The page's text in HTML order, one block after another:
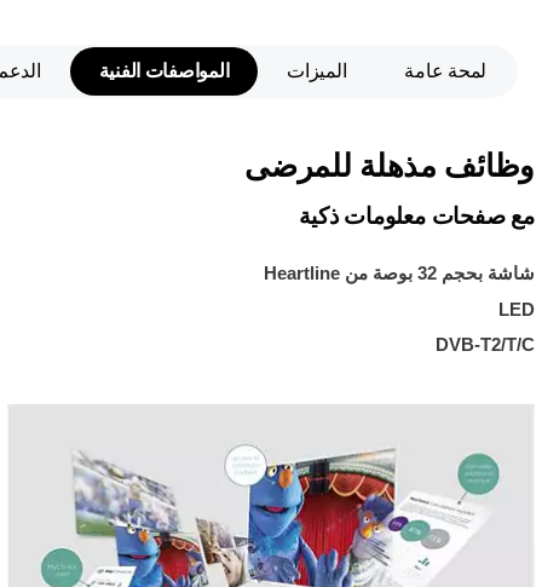
لمحة عامة الميزات المواصفات الفنية
وظائف مذهلة للمرضى
مع صفحات معلومات ذكية
شاشة بحجم 32 بوصة من Heartline
LED
DVB-T2/T/C